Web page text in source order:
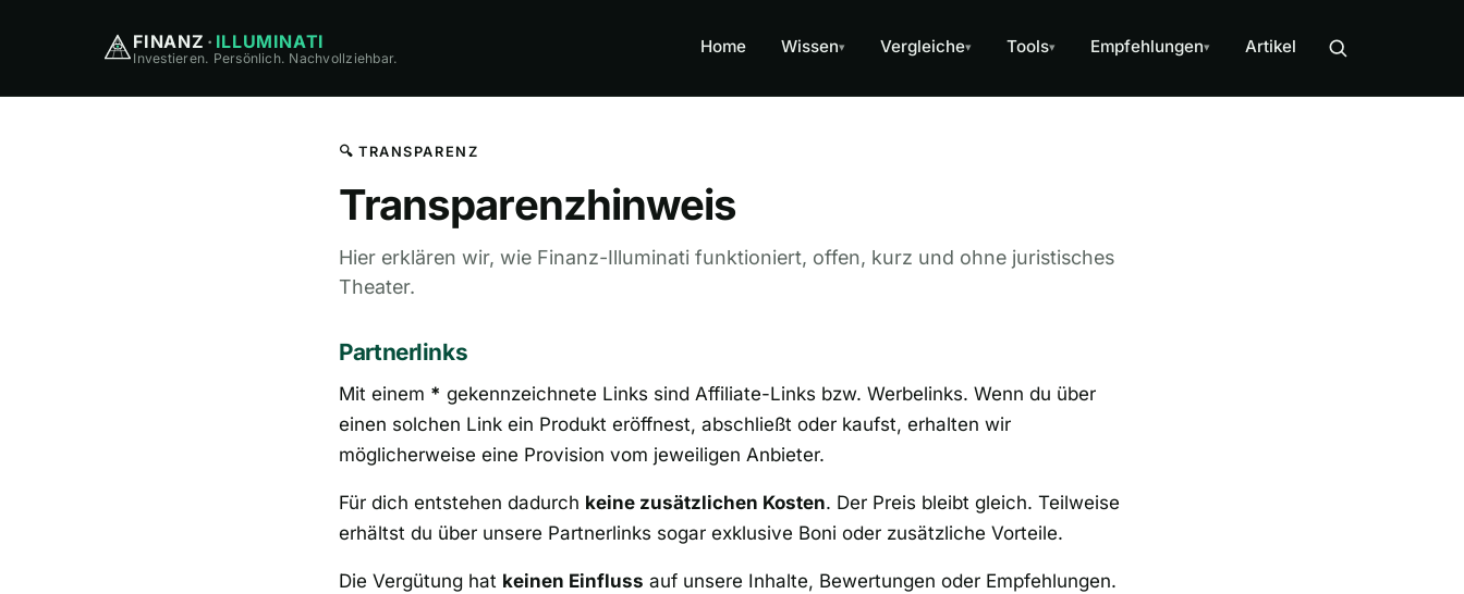
FINANZ · ILLUMINATI
Investieren. Persönlich. Nachvollziehbar.
Home Wissen▾ Vergleiche▾ Tools▾ Empfehlungen▾ Artikel
🔍 TRANSPARENZ
Transparenzhinweis
Hier erklären wir, wie Finanz-Illuminati funktioniert, offen, kurz und ohne juristisches
Theater.
Partnerlinks
Mit einem * gekennzeichnete Links sind Affiliate-Links bzw. Werbelinks. Wenn du über
einen solchen Link ein Produkt eröffnest, abschließt oder kaufst, erhalten wir
möglicherweise eine Provision vom jeweiligen Anbieter.
Für dich entstehen dadurch keine zusätzlichen Kosten. Der Preis bleibt gleich. Teilweise
erhältst du über unsere Partnerlinks sogar exklusive Boni oder zusätzliche Vorteile.
Die Vergütung hat keinen Einfluss auf unsere Inhalte, Bewertungen oder Empfehlungen.